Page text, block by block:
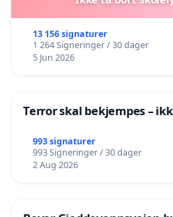
13 156 signaturer
1 264 Signeringer / 30 dager
5 Jun 2026
Terror skal bekjempes –
993 signaturer
993 Signeringer / 30 dager
2 Aug 2026